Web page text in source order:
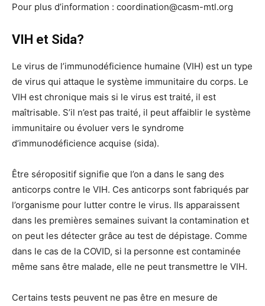
Pour plus d’information : coordination@casm-mtl.org
VIH et Sida?
Le virus de l’immunodéficience humaine (VIH) est un type
de virus qui attaque le système immunitaire du corps. Le
VIH est chronique mais si le virus est traité, il est
maîtrisable. S’il n’est pas traité, il peut affaiblir le système
immunitaire ou évoluer vers le syndrome
d’immunodéficience acquise (sida).
Être séropositif signifie que l’on a dans le sang des
anticorps contre le VIH. Ces anticorps sont fabriqués par
l’organisme pour lutter contre le virus. Ils apparaissent
dans les premières semaines suivant la contamination et
on peut les détecter grâce au test de dépistage. Comme
dans le cas de la COVID, si la personne est contaminée
même sans être malade, elle ne peut transmettre le VIH.
Certains tests peuvent ne pas être en mesure de